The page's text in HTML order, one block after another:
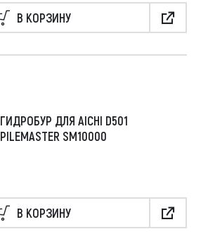
В КОРЗИНУ
ГИДРОБУР ДЛЯ AICHI D501
PILEMASTER SM10000
В КОРЗИНУ